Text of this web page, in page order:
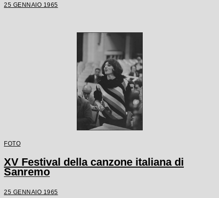
25 GENNAIO 1965
FOTO
XV Festival della canzone italiana di
Sanremo
25 GENNAIO 1965